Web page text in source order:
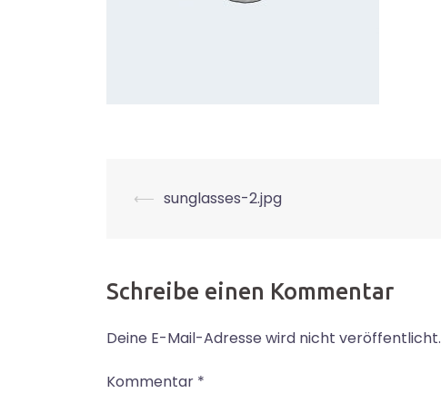
Beitrags-
⟵ sunglasses-2.jpg
Schreibe einen Kommentar
Deine E-Mail-Adresse wird nicht veröffentlicht.
Kommentar *